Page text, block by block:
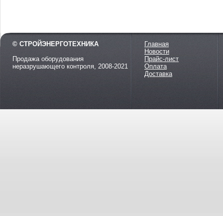
© СТРОЙЭНЕРГОТЕХНИКА
Продажа оборудования
неразрушающего контроля, 2008-2021
Главная
Новости
Прайс-лист
Оплата
Доставка